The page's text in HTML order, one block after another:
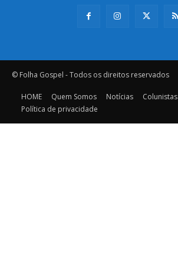
© Folha Gospel - Todos os direitos reservados
HOME Quem Somos Notícias Colunistas
Política de privacidade